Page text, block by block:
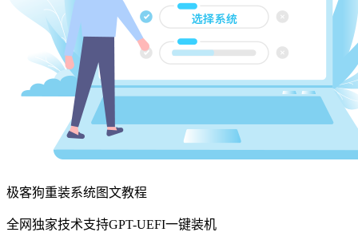
极客狗重装系统图文教程
全网独家技术支持GPT-UEFI一键装机